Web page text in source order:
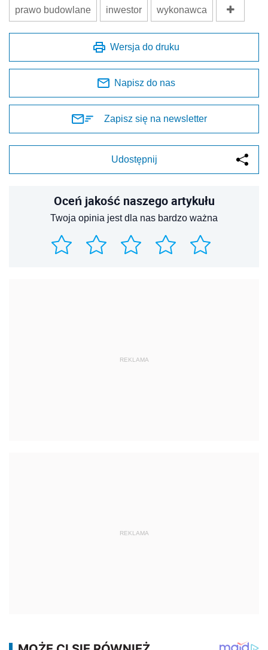
prawo budowlane inwestor wykonawca
Wersja do druku
Napisz do nas
Zapisz się na newsletter
Udostępnij
Oceń jakość naszego artykułu
Twoja opinia jest dla nas bardzo ważna
REKLAMA
REKLAMA